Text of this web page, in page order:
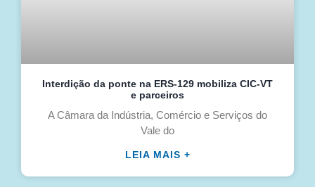
Interdição da ponte na ERS-129 mobiliza CIC-VT
e parceiros
A Câmara da Indústria, Comércio e Serviços do
Vale do
LEIA MAIS +